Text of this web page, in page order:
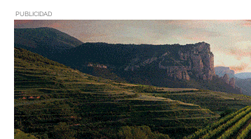
PUBLICIDAD
Estás leyendo: Disfruta este sábado del